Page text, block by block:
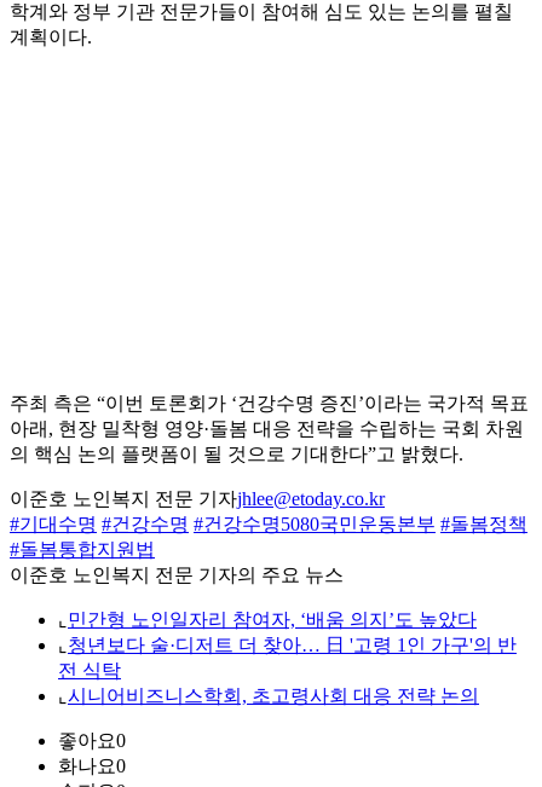
학계와 정부 기관 전문가들이 참여해 심도 있는 논의를 펼칠
계획이다.
주최 측은 “이번 토론회가 ‘건강수명 증진’이라는 국가적 목표
아래, 현장 밀착형 영양·돌봄 대응 전략을 수립하는 국회 차원
의 핵심 논의 플랫폼이 될 것으로 기대한다”고 밝혔다.
이준호 노인복지 전문 기자jhlee@etoday.co.kr
#기대수명 #건강수명 #건강수명5080국민운동본부 #돌봄정책
#돌봄통합지원법
이준호 노인복지 전문 기자의 주요 뉴스
⌞ 민간형 노인일자리 참여자, ‘배움 의지’도 높았다
⌞ 청년보다 술·디저트 더 찾아… 日 '고령 1인 가구'의 반
전 식탁
⌞ 시니어비즈니스학회, 초고령사회 대응 전략 논의
좋아요0
화나요0